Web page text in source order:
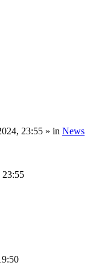
23:55 » in News
23:55